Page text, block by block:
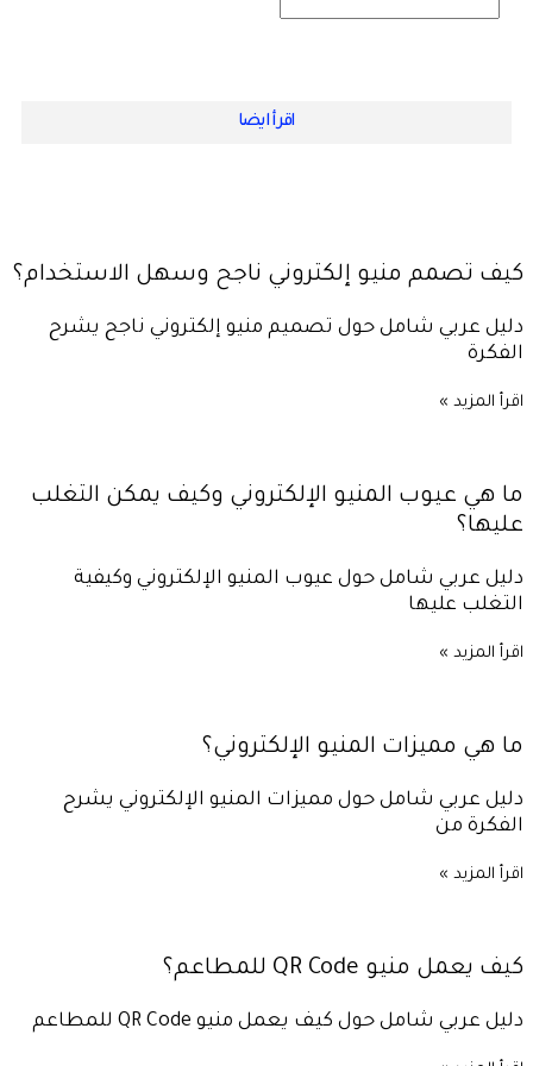
اقرأ ايضا
كيف تصمم منيو إلكتروني ناجح وسهل الاستخدام؟
دليل عربي شامل حول تصميم منيو إلكتروني ناجح يشرح
الفكرة
اقرأ المزيد »
ما هي عيوب المنيو الإلكتروني وكيف يمكن التغلب
عليها؟
دليل عربي شامل حول عيوب المنيو الإلكتروني وكيفية
التغلب عليها
اقرأ المزيد »
ما هي مميزات المنيو الإلكتروني؟
دليل عربي شامل حول مميزات المنيو الإلكتروني يشرح
الفكرة من
اقرأ المزيد »
كيف يعمل منيو QR Code للمطاعم؟
دليل عربي شامل حول كيف يعمل منيو QR Code للمطاعم